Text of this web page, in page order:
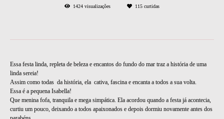
1424 visualizações 115 curtidas
Essa festa linda, repleta de beleza e encantos do fundo do mar traz a história de uma
linda sereia!
Assim como todas da história, ela cativa, fascina e encanta a todos a sua volta.
Essa é a pequena Isabella!
Que menina fofa, tranquila e mega simpática. Ela acordou quando a festa já acontecia,
curtiu um pouco, deixando a todos apaixonados e depois dormiu novamente antes dos